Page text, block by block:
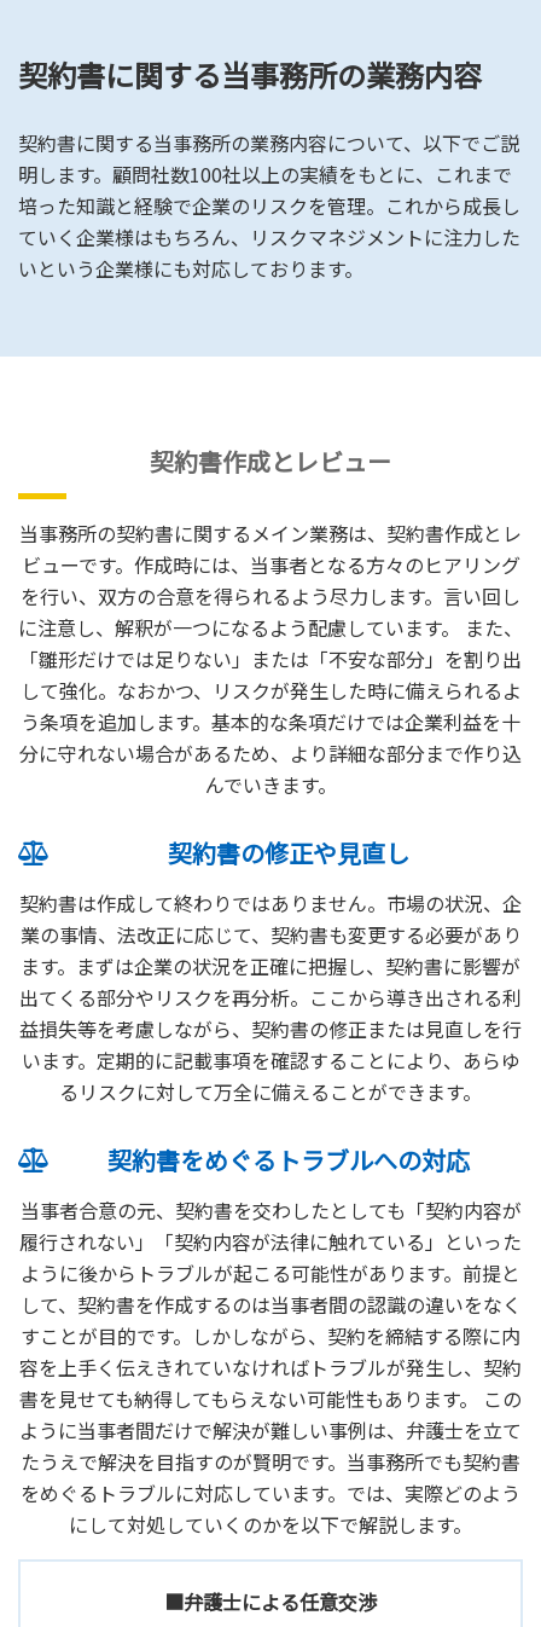
契約書に関する当事務所の業務内容
契約書に関する当事務所の業務内容について、以下でご説
明します。顧問社数100社以上の実績をもとに、これまで
培った知識と経験で企業のリスクを管理。これから成長し
ていく企業様はもちろん、リスクマネジメントに注力した
いという企業様にも対応しております。
契約書作成とレビュー
当事務所の契約書に関するメイン業務は、契約書作成とレ
ビューです。作成時には、当事者となる方々のヒアリング
を行い、双方の合意を得られるよう尽力します。言い回し
に注意し、解釈が一つになるよう配慮しています。 また、
「雛形だけでは足りない」または「不安な部分」を割り出
して強化。なおかつ、リスクが発生した時に備えられるよ
う条項を追加します。基本的な条項だけでは企業利益を十
分に守れない場合があるため、より詳細な部分まで作り込
んでいきます。
契約書の修正や見直し
契約書は作成して終わりではありません。市場の状況、企
業の事情、法改正に応じて、契約書も変更する必要があり
ます。まずは企業の状況を正確に把握し、契約書に影響が
出てくる部分やリスクを再分析。ここから導き出される利
益損失等を考慮しながら、契約書の修正または見直しを行
います。定期的に記載事項を確認することにより、あらゆ
るリスクに対して万全に備えることができます。
契約書をめぐるトラブルへの対応
当事者合意の元、契約書を交わしたとしても「契約内容が
履行されない」「契約内容が法律に触れている」といった
ように後からトラブルが起こる可能性があります。前提と
して、契約書を作成するのは当事者間の認識の違いをなく
すことが目的です。しかしながら、契約を締結する際に内
容を上手く伝えきれていなければトラブルが発生し、契約
書を見せても納得してもらえない可能性もあります。 この
ように当事者間だけで解決が難しい事例は、弁護士を立て
たうえで解決を目指すのが賢明です。当事務所でも契約書
をめぐるトラブルに対応しています。では、実際どのよう
にして対処していくのかを以下で解説します。
■弁護士による任意交渉